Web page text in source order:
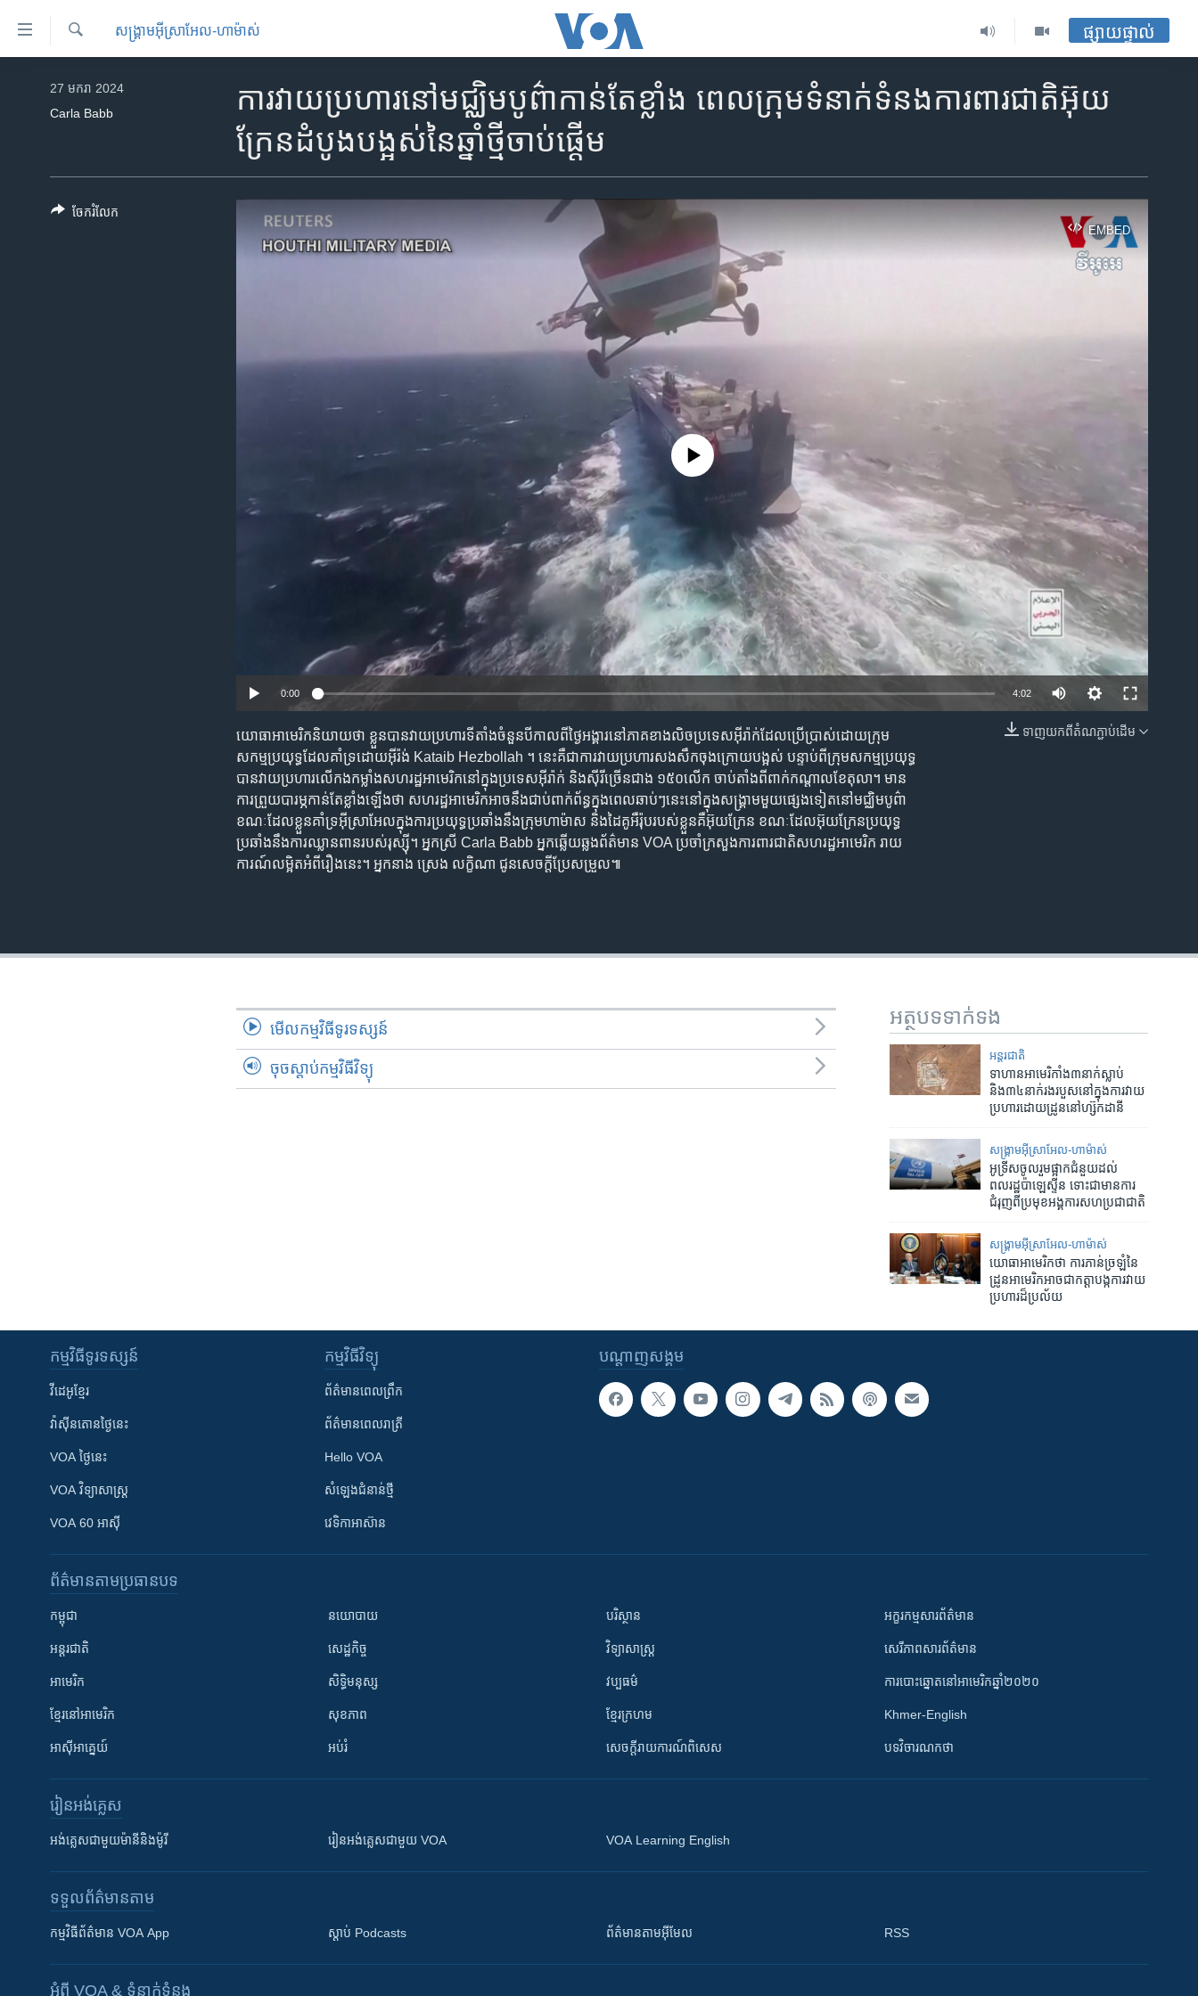
ទៅ​
ទាក់ទង
អន្តរជាតិ
ហេឡូវីអូអេ
រក
សង្គ្រាម​អ៊ីស្រាអែល-ហាម៉ាស់ ផ្សាយផ្ទាល់
ការវាយប្រហារនៅមជ្ឈិមបូព៌ាកាន់តែខ្លាំង ពេលក្រុមទំនាក់ទំនងការពារជាតិអ៊ុយ
ក្រែនដំបូងបង្អស់នៃឆ្នាំថ្មីចាប់ផ្តើម
27 មករា 2024
Carla Babb
EMBED
EMBED
No media source currently available
0:00 4:02
ទាញ​យក​ពី​តំណភ្ជាប់​ដើម
យោធាអាមេរិកនិយាយថា ខ្លួនបានវាយប្រហារទីតាំងចំនួនបីកាលពីថ្ងៃអង្គារនៅភាគខាងលិចប្រទេសអ៊ីរ៉ាក់ដែលប្រើប្រាស់ដោយក្រុម
សកម្មប្រយុទ្ធដែលគាំទ្រដោយអ៊ីរ៉ង់ Kataib Hezbollah ។ នេះគឺជាការវាយប្រហារសងសឹកចុងក្រោយបង្អស់ បន្ទាប់ពីក្រុមសកម្មប្រយុទ្ធ
បានវាយប្រហារលើកងកម្លាំងសហរដ្ឋអាមេរិកនៅក្នុងប្រទេសអ៊ីរ៉ាក់ និងស៊ីរីច្រើនជាង ១៥០លើក ចាប់តាំងពីពាក់កណ្តាលខែតុលា។ មាន
ការព្រួយបារម្ភកាន់តែខ្លាំងឡើងថា សហរដ្ឋអាមេរិកអាចនឹងជាប់ពាក់ព័ន្ធក្នុងពេលឆាប់ៗនេះនៅក្នុងសង្រ្គាមមួយផ្សេងទៀតនៅមជ្ឈិមបូព៌ា
ខណៈដែលខ្លួនគាំទ្រអ៊ីស្រាអែលក្នុងការប្រយុទ្ធប្រឆាំងនឹងក្រុមហាម៉ាស និងដៃគូអឺរ៉ុបរបស់ខ្លួនគឺអ៊ុយក្រែន ខណៈដែលអ៊ុយក្រែនប្រយុទ្ធ
ប្រឆាំងនឹងការឈ្លានពានរបស់រុស្ស៊ី។ អ្នកស្រី Carla Babb អ្នកឆ្លើយឆ្លងព័ត៌មាន VOA ប្រចាំក្រសួងការពារជាតិសហរដ្ឋអាមេរិក រាយ
ការណ៍លម្អិតអំពីរឿងនេះ។ អ្នកនាង ស្រេង លក្ខិណា ជូនសេចក្តីប្រែសម្រួល៕
ចែករំលែក
អត្ថបទ​ទាក់ទង
អន្តរជាតិ
ទាហានអាមេរិកាំង៣នាក់ស្លាប់
និង៣៤នាក់រងរបួសនៅក្នុងការវាយ
ប្រហារដោយដ្រូននៅហ្ស៊កដានី
សង្គ្រាម​អ៊ីស្រាអែល-ហាម៉ាស់
អូទ្រីសចូលរួមផ្អាកជំនួយដល់
ពលរដ្ឋប៉ាឡេស្ទីន ទោះជាមានការ
ជំរុញពីប្រមុខអង្គការសហប្រជាជាតិ
សង្គ្រាម​អ៊ីស្រាអែល-ហាម៉ាស់
យោធា​អាមេរិក​ថា ការ​ភាន់​ច្រឡំ​នៃ​
ដ្រូន​អាមេរិក​អាច​ជា​កត្តា​បង្ក​ការ​វាយ​
ប្រហារ​ដ៏​ប្រល័យ
មើល​កម្មវិធី​ទូរទស្សន៍
ចុចស្តាប់កម្មវិធីវិទ្យុ
បណ្តាញ​សង្គម
កម្មវិធី​ទូរទស្សន៍
វីដេអូ​ខ្មែរ
វ៉ាស៊ីនតោន​ថ្ងៃ​នេះ
VOA ថ្ងៃនេះ
VOA ​វិទ្យាសាស្ត្រ
VOA 60 អាស៊ី
កម្មវិធី​វិទ្យុ
ព័ត៌មាន​ពេល​ព្រឹក
ព័ត៌មាន​​ពេល​រាត្រី
Hello VOA
សំឡេង​ជំនាន់​ថ្មី
វេទិកា​អាស៊ាន
ព័ត៌មាន​តាមប្រធានបទ​
កម្ពុជា
អន្តរជាតិ
អាមេរិក
ខ្មែរ​នៅអាមេរិក
អាស៊ីអាគ្នេយ៍
នយោបាយ
សេដ្ឋកិច្ច
សិទ្ធិមនុស្ស
សុខភាព
អប់រំ
បរិស្ថាន
វិទ្យាសាស្រ្ត
វប្បធម៌
ខ្មែរក្រហម
សេចក្តីរាយការណ៍ពិសេស
អក្ខរកម្មសារព័ត៌មាន
សេរីភាពសារព័ត៌មាន
ការបោះឆ្នោតនៅអាមេរិកឆ្នាំ២០២០
Khmer-English
បទវិចារណកថា
រៀន​​អង់គ្លេស
អង់គ្លេស​ជាមួយ​ម៉ានី​និង​ម៉ូរី រៀន​​​​​​អង់គ្លេស​​ជាមួយ VOA VOA Learning English
ទទួល​ព័ត៌មាន​តាម
កម្មវិធី​ព័ត៌មាន VOA App ស្តាប់ Podcasts ព័ត៌មាន​តាម​អ៊ីមែល RSS
អំពី​ VOA & ទំនាក់ទំនង